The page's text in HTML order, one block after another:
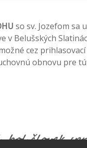
so sv. Jozefom sa
v Belušských
cez
obnovu pre